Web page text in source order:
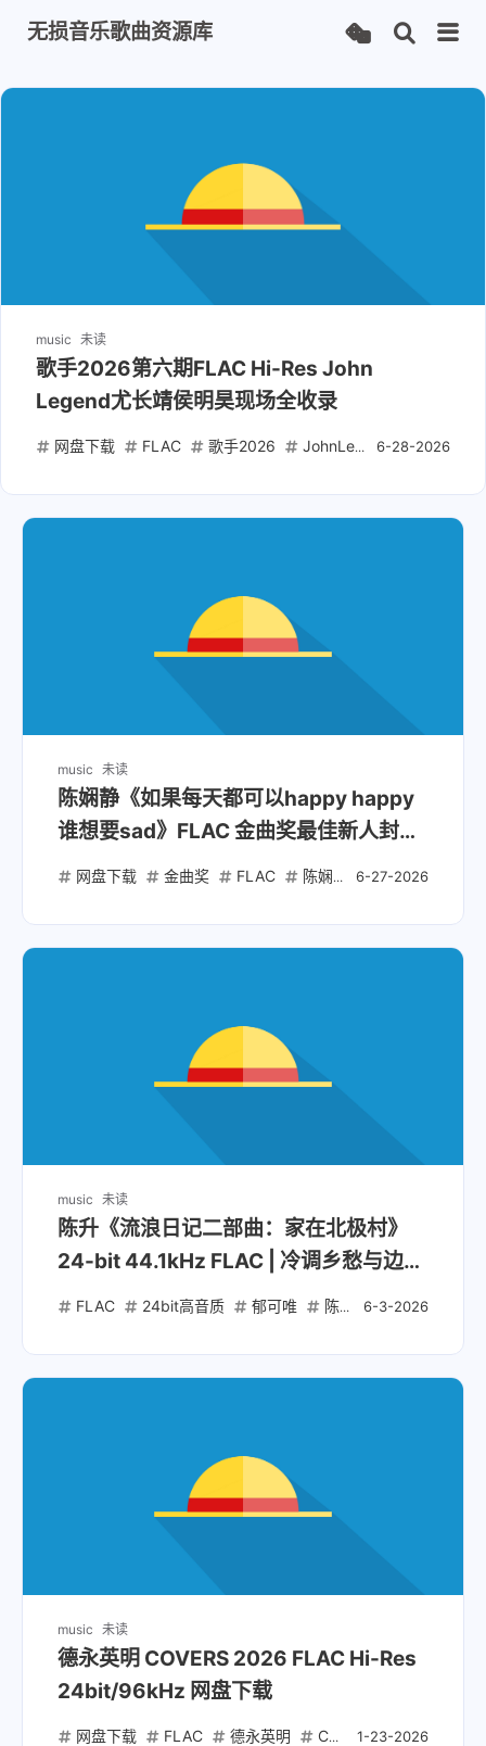
无损音乐歌曲资源库
music 未读
歌手2026第六期FLAC Hi-Res John
Legend尤长靖侯明昊现场全收录
6-28-2026
网盘下载 FLAC 歌手2026 JohnLegend 尤长靖
music 未读
陈娴静《如果每天都可以happy happy
谁想要sad》FLAC 金曲奖最佳新人封神
作
6-27-2026
网盘下载 金曲奖 FLAC 陈娴静 happyhappy谁
music 未读
陈升《流浪日记二部曲：家在北极村》
24-bit 44.1kHz FLAC | 冷调乡愁与边境
叙事的东北意象
6-3-2026
FLAC 24bit高音质 郁可唯 陈升 左小祖咒
music 未读
德永英明 COVERS 2026 FLAC Hi-Res
24bit/96kHz 网盘下载
1-23-2026
网盘下载 FLAC 德永英明 COVERS Hi-Res